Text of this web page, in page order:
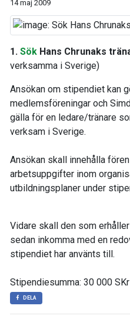
14 maj 2009
1. Sök Hans Chrunaks
verksamma i Sverige)
Ansökan om stipendiet kan
medlemsföreningar och
gälla för en ledare/tränare
verksam i Sverige.
Ansökan skall innehålla
arbetsuppgifter inom
utbildningsplaner under
Vidare skall den som
sedan inkomma med en
stipendiet har använts till.
Stipendiesumma: 30 000 SKr
DELA